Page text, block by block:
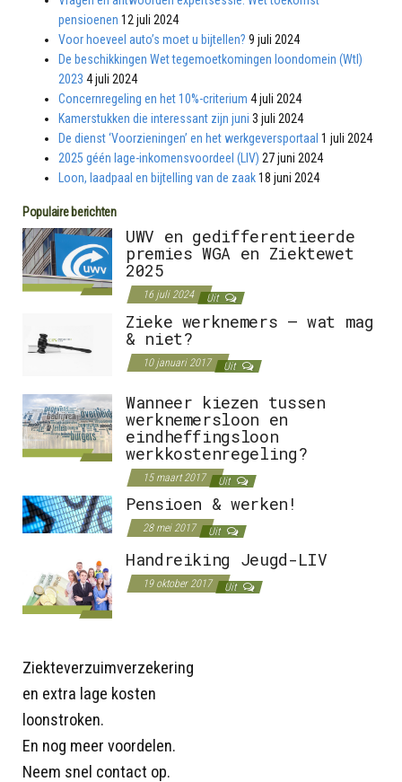
pensioenen 12 juli 2024
Voor hoeveel auto’s moet u bijtellen? 9 juli 2024
De beschikkingen Wet tegemoetkomingen loondomein (Wtl)
2023 4 juli 2024
Concernregeling en het 10%-criterium 4 juli 2024
Kamerstukken die interessant zijn juni 3 juli 2024
De dienst ‘Voorzieningen’ en het werkgeversportaal 1 juli 2024
2025 géén lage-inkomensvoordeel (LIV) 27 juni 2024
Loon, laadpaal en bijtelling van de zaak18 juni 2024
Populaire berichten
UWV en gedifferentieerde
premies WGA en Ziektewet
2025
16 juli 2024 Uit
Zieke werknemers – wat mag
& niet?
10 januari 2017 Uit
Wanneer kiezen tussen
werknemersloon en
eindheffingsloon
werkkostenregeling?
15 maart 2017 Uit
Pensioen & werken!
28 mei 2017 Uit
Handreiking Jeugd-LIV
19 oktober 2017 Uit
Ziekteverzuimverzekering
en extra lage kosten
loonstroken.
En nog meer voordelen.
Neem snel contact op.